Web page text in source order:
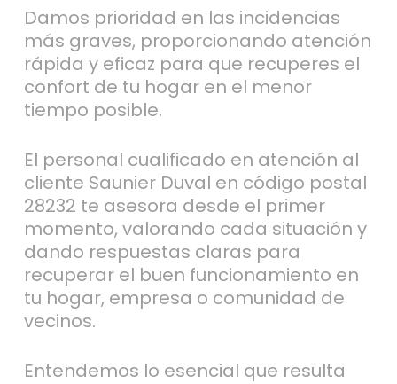
Damos prioridad en las incidencias
más graves, proporcionando atención
rápida y eficaz para que recuperes el
confort de tu hogar en el menor
tiempo posible.
El personal cualificado en atención al
cliente Saunier Duval en código postal
28232 te asesora desde el primer
momento, valorando cada situación y
dando respuestas claras para
recuperar el buen funcionamiento en
tu hogar, empresa o comunidad de
vecinos.
Entendemos lo esencial que resulta